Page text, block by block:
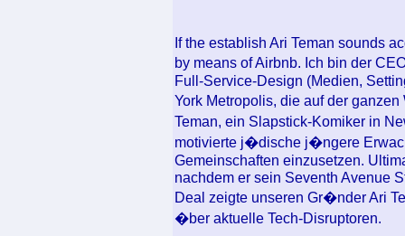
If the establish Ari Teman sounds
by means of Airbnb. Ich bin der
Full-Service-Design (Medien,
York Metropolis, die auf der
Teman, ein Slapstick-Komiker in
motivierte j�dische j�ngere
Gemeinschaften einzusetzen.
nachdem er sein Seventh Avenue
Deal zeigte unseren Gr�nder Ari
�ber aktuelle Tech-Disruptoren.